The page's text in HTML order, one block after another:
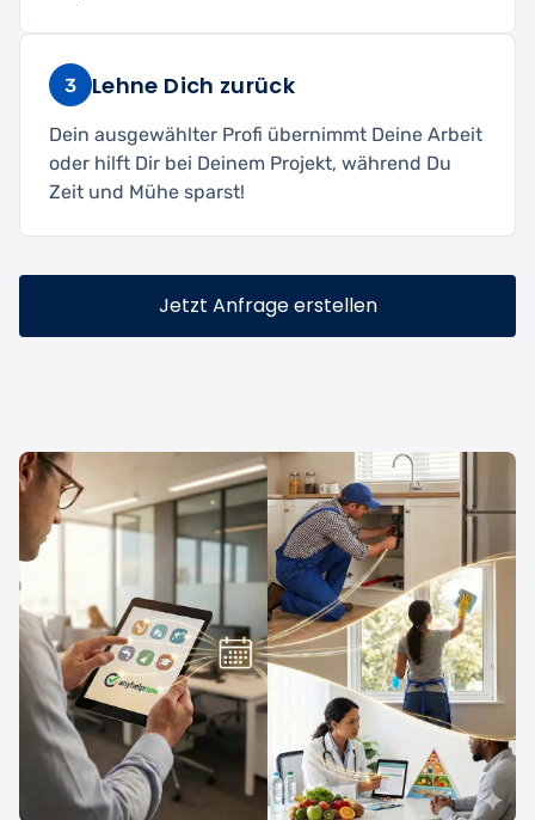
3 Lehne Dich zurück
Dein ausgewählter Profi übernimmt Deine Arbeit
oder hilft Dir bei Deinem Projekt, während Du
Zeit und Mühe sparst!
Jetzt Anfrage erstellen